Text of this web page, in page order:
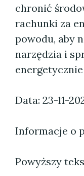
chronić
rachunki za
powodu, aby
narzędzia i
Data: 23-11-
Informacje o
Powyższy